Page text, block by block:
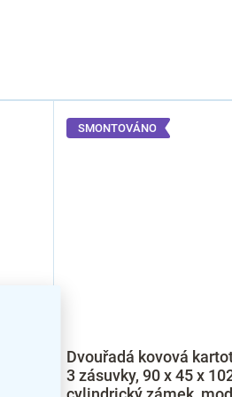
-
SMONTOVÁNO
Dvouřadá kovová
3 zásuvky, 90 x 45 x